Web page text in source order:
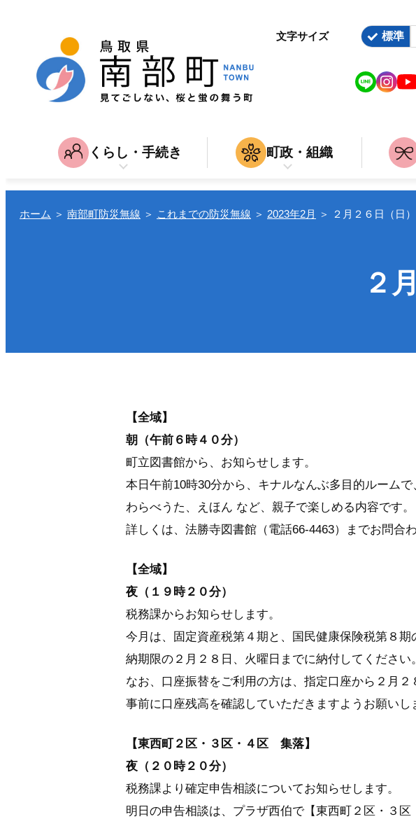
文字サイズ 標準
くらし・手続き
子育て・教育
育児・入園・入学・教育
家族
結婚・離婚・出産・介護・死亡
くらし・手続きトップ
町政・組織
入札・契約
ホーム ＞ 南部町防災無線 ＞ これまでの防災無線 ＞ 2023年2月 ＞ ２月２６日（日）
２
【全域】
朝（午前６時４０分）
町立図書館から、お知らせします。
本日午前10時30分から、キナルなんぶ多目的ルームで
わらべうた、えほん など、親子で楽しめる内容です。
詳しくは、法勝寺図書館（電話66-4463）までお問合
【全域】
夜（１９時２０分）
税務課からお知らせします。
今月は、固定資産税第４期と、国民健康保険税第８期
納期限の２月２８日、火曜日までに納付してください。
なお、口座振替をご利用の方は、指定口座から２月２
事前に口座残高を確認していただきますようお願いし
【東西町２区・３区・４区 集落】
夜（２０時２０分）
税務課より確定申告相談についてお知らせします。
明日の申告相談は、プラザ西伯で【東西町２区・３区